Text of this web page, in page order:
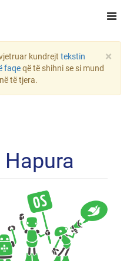
×
kundrejt tekstin
faqeqë të shihni se si mund
të tjera.